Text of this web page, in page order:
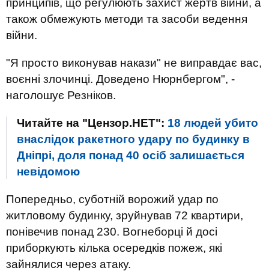
принципів, що регулюють захист жертв війни, а
також обмежують методи та засоби ведення
війни.
"Я просто виконував накази" не виправдає вас,
воєнні злочинці. Доведено Нюрнбергом", -
наголошує Резніков.
Читайте на "Цензор.НЕТ": 18 людей убито
внаслідок ракетного удару по будинку в
Дніпрі, доля понад 40 осіб залишається
невідомою
Попередньо, суботній ворожий удар по
житловому будинку, зруйнував 72 квартири,
понівечив понад 230. Вогнеборці й досі
приборкують кілька осередків пожеж, які
зайнялися через атаку.